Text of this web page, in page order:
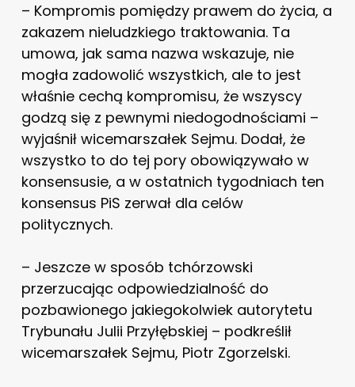
– Kompromis pomiędzy prawem do życia, a
zakazem nieludzkiego traktowania. Ta
umowa, jak sama nazwa wskazuje, nie
mogła zadowolić wszystkich, ale to jest
właśnie cechą kompromisu, że wszyscy
godzą się z pewnymi niedogodnościami –
wyjaśnił wicemarszałek Sejmu. Dodał, że
wszystko to do tej pory obowiązywało w
konsensusie, a w ostatnich tygodniach ten
konsensus PiS zerwał dla celów
politycznych.
– Jeszcze w sposób tchórzowski
przerzucając odpowiedzialność do
pozbawionego jakiegokolwiek autorytetu
Trybunału Julii Przyłębskiej – podkreślił
wicemarszałek Sejmu, Piotr Zgorzelski.